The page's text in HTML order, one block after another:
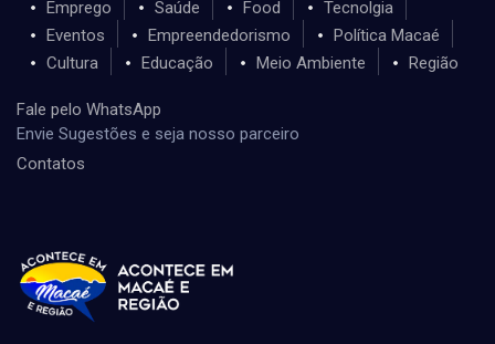
Emprego Saúde Food
Tecnolgia
Eventos
Empreendedorismo
Política Macaé
Cultura
Educação Meio Ambiente Região
Fale pelo WhatsApp
Envie Sugestões e seja nosso parceiro
Contatos